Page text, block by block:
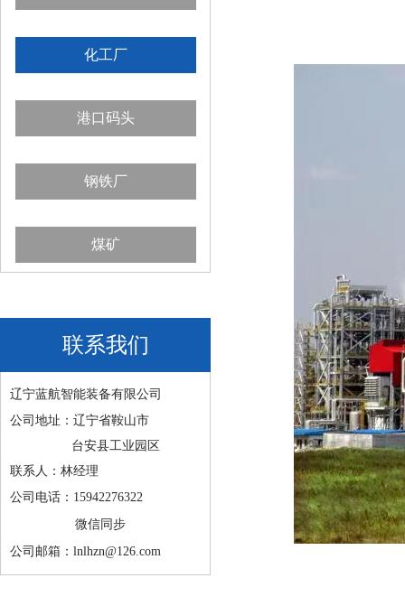
化工厂
港口码头
钢铁厂
煤矿
联系我们
辽宁蓝航智能装备有限公司
公司地址：辽宁省鞍山市
台安县工业园区
联系人：林经理
公司电话：15942276322
微信同步
公司邮箱：lnlhzn@126.com